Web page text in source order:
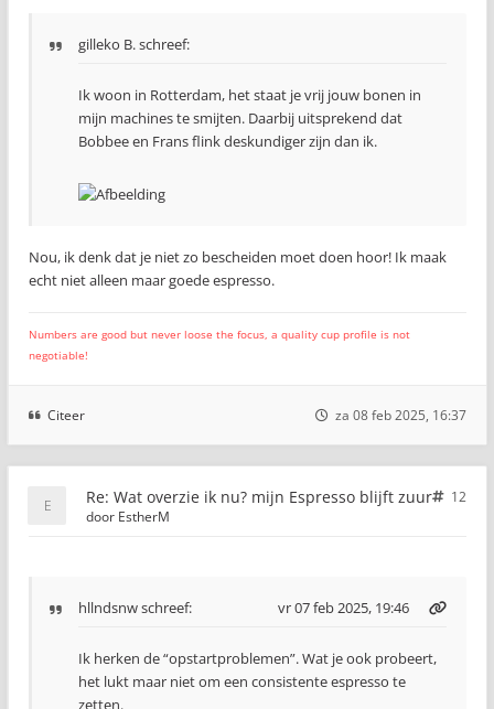
gilleko B. schreef:
Ik woon in Rotterdam, het staat je vrij jouw bonen in
mijn machines te smijten. Daarbij uitsprekend dat
Bobbee en Frans flink deskundiger zijn dan ik.
Nou, ik denk dat je niet zo bescheiden moet doen hoor! Ik maak
echt niet alleen maar goede espresso.
Numbers are good but never loose the focus, a quality cup profile is not
negotiable!
Citeer za 08 feb 2025, 16:37
Re: Wat overzie ik nu? mijn Espresso blijft zuur
12
door EstherM
hllndsnwschreef: vr 07 feb 2025, 19:46
Ik herken de “opstartproblemen”. Wat je ook probeert,
het lukt maar niet om een consistente espresso te
zetten.